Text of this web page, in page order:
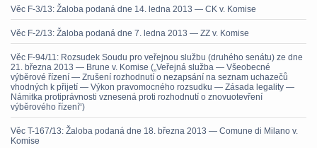
Věc F-3/13: Žaloba podaná dne 14. ledna 2013 — CK v. Komise
Věc F-2/13: Žaloba podaná dne 7. ledna 2013 — ZZ v. Komise
Věc F-94/11: Rozsudek Soudu pro veřejnou službu (druhého senátu) ze dne
21. března 2013 — Brune v. Komise („Veřejná služba — Všeobecné
výběrové řízení — Zrušení rozhodnutí o nezapsání na seznam uchazečů
vhodných k přijetí — Výkon pravomocného rozsudku — Zásada legality —
Námitka protiprávnosti vznesená proti rozhodnutí o znovuotevření
výběrového řízení“)
Věc T-167/13: Žaloba podaná dne 18. března 2013 — Comune di Milano v.
Komise